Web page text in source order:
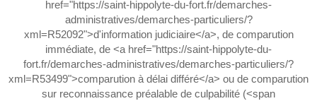
href="https://saint-hippolyte-du-fort.fr/demarches-
administratives/demarches-particuliers/?
xml=R52092">d'information judiciaire</a>, de comparution
immédiate, de <a href="https://saint-hippolyte-du-
fort.fr/demarches-administratives/demarches-particuliers/?
xml=R53499">comparution à délai différé</a> ou de comparution
sur reconnaissance préalable de culpabilité (<span